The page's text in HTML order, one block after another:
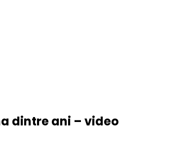
dintre ani – video